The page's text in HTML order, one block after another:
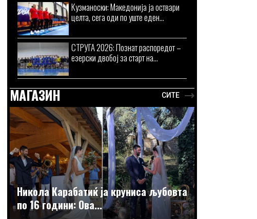
Кузманоски: Македонија ја оствари
целта, сега оди по уште еден...
СТРУГА 2026: Познат распоредот –
езерски двобој за старт на...
МАГАЗИН СИТЕ
Никола Карабатиќ ја круниса љубовта
по 16 години: Ова...